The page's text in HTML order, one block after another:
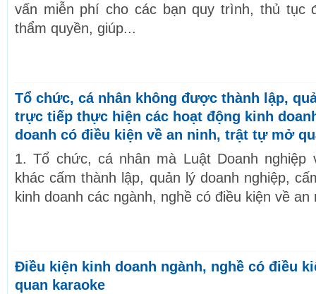
vấn miễn phí cho các bạn quy trình, thủ tục
thẩm quyền, giúp...
Tổ chức, cá nhân không được thành lập,
trực tiếp thực hiện các hoạt động kinh
doanh có điều kiện về an ninh, trật tự mở
1. Tổ chức, cá nhân mà Luật Doanh nghiệp
khác cấm thành lập, quản lý doanh nghiệp,
kinh doanh các ngành, nghề có điều kiện về
Điều kiện kinh doanh ngành, nghề có điều
quan karaoke